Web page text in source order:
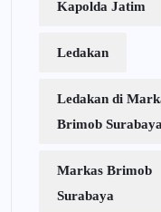
Kapolda Jatim
Ledakan
Ledakan di
Brimob
Markas Brimob
Surabaya